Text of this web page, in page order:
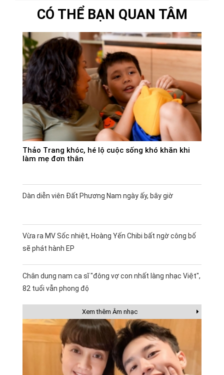
CÓ THỂ BẠN QUAN TÂM
Thảo Trang khóc, hé lộ cuộc sống khó khăn khi
làm mẹ đơn thân
Dàn diễn viên Đất Phương Nam ngày ấy, bây giờ
Vừa ra MV Sốc nhiệt, Hoàng Yến Chibi bất ngờ công bố
sẽ phát hành EP
Chân dung nam ca sĩ "đông vợ con nhất làng nhạc Việt",
82 tuổi vẫn phong độ
Xem thêm Âm nhạc